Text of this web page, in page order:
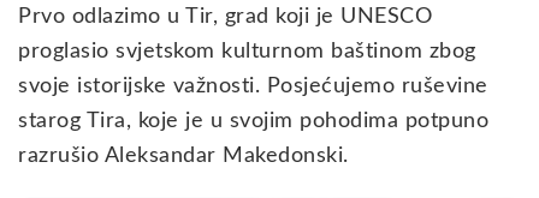
Prvo odlazimo u Tir, grad koji je UNESCO
proglasio svjetskom kulturnom baštinom zbog
svoje istorijske važnosti. Posjećujemo ruševine
starog Tira, koje je u svojim pohodima potpuno
razrušio Aleksandar Makedonski.